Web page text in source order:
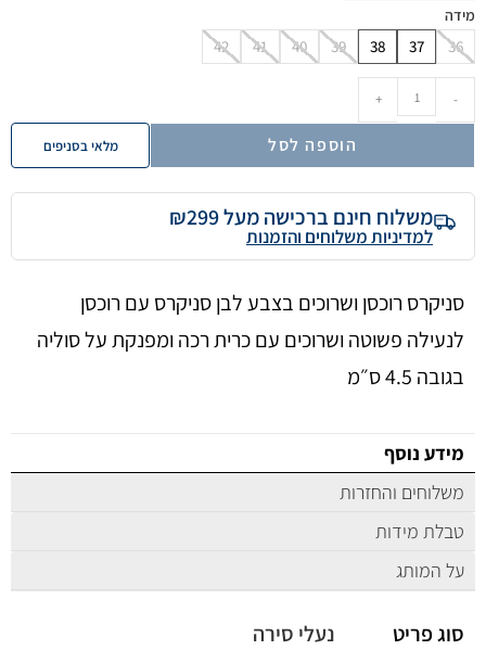
מידה
36
37
38
39
40
41
42
-
+
הוספה לסל מלאי בסניפים
משלוח חינם ברכישה מעל ₪299
למדיניות משלוחים והזמנות
סניקרס רוכסן ושרוכים בצבע לבן סניקרס עם רוכסן
לנעילה פשוטה ושרוכים עם כרית רכה ומפנקת על סוליה
בגובה 4.5 ס״מ
מידע נוסף
משלוחים והחזרות
טבלת מידות
על המותג
סוג פריט
נעלי סירה